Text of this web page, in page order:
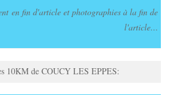
en fin d'article et photographies à la fin de
l'article…
10KM de COUCY LES EPPES: